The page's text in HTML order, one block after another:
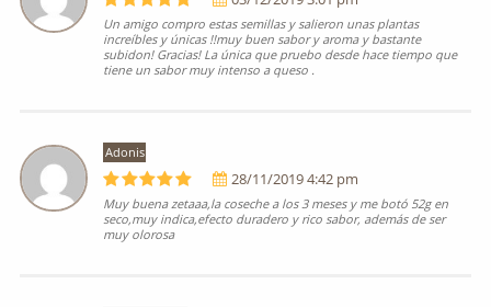
Un amigo compro estas semillas y salieron unas plantas
increíbles y únicas !!muy buen sabor y aroma y bastante
subidon! Gracias! La única que pruebo desde hace tiempo que
tiene un sabor muy intenso a queso .
Adonis
28/11/2019 4:42 pm
Muy buena zetaaa,la coseche a los 3 meses y me botó 52g en
seco,muy indica,efecto duradero y rico sabor, además de ser
muy olorosa